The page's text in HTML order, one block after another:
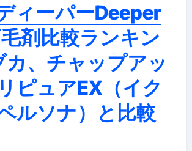
ィーパーDeeper
剤比較ランキン
カ、チャップアッ
ピュアEX（イク
ルソナ）と比較